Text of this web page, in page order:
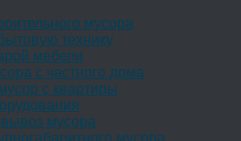
мусора
технику
мебели
с частного дома
с квартиры
мусора
мусора